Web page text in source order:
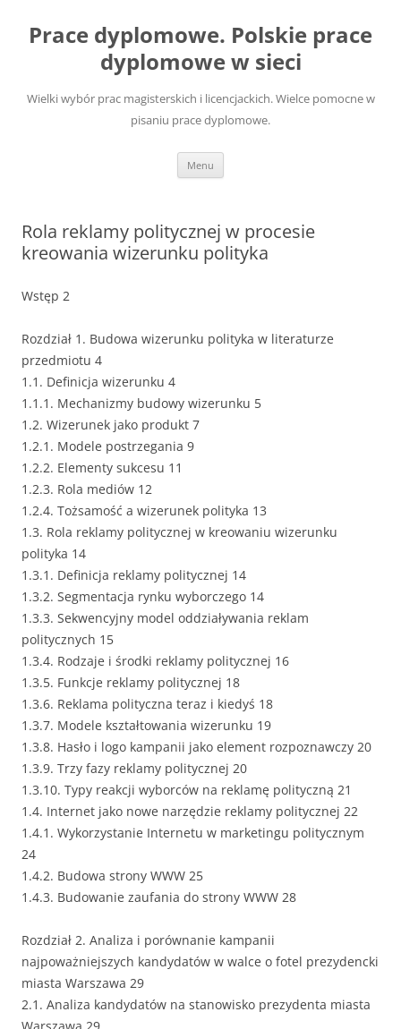
treści
Prace dyplomowe. Polskie prace
dyplomowe w sieci
Wielki wybór prac magisterskich i licencjackich. Wielce pomocne w
pisaniu prace dyplomowe.
Menu
Rola reklamy politycznej w procesie
kreowania wizerunku polityka
Wstęp 2
Rozdział 1. Budowa wizerunku polityka w literaturze
przedmiotu 4
1.1. Definicja wizerunku 4
1.1.1. Mechanizmy budowy wizerunku 5
1.2. Wizerunek jako produkt 7
1.2.1. Modele postrzegania 9
1.2.2. Elementy sukcesu 11
1.2.3. Rola mediów 12
1.2.4. Tożsamość a wizerunek polityka 13
1.3. Rola reklamy politycznej w kreowaniu wizerunku
polityka 14
1.3.1. Definicja reklamy politycznej 14
1.3.2. Segmentacja rynku wyborczego 14
1.3.3. Sekwencyjny model oddziaływania reklam
politycznych 15
1.3.4. Rodzaje i środki reklamy politycznej 16
1.3.5. Funkcje reklamy politycznej 18
1.3.6. Reklama polityczna teraz i kiedyś 18
1.3.7. Modele kształtowania wizerunku 19
1.3.8. Hasło i logo kampanii jako element rozpoznawczy 20
1.3.9. Trzy fazy reklamy politycznej 20
1.3.10. Typy reakcji wyborców na reklamę polityczną 21
1.4. Internet jako nowe narzędzie reklamy politycznej 22
1.4.1. Wykorzystanie Internetu w marketingu politycznym
24
1.4.2. Budowa strony WWW 25
1.4.3. Budowanie zaufania do strony WWW 28
Rozdział 2. Analiza i porównanie kampanii
najpoważniejszych kandydatów w walce o fotel prezydencki
miasta Warszawa 29
2.1. Analiza kandydatów na stanowisko prezydenta miasta